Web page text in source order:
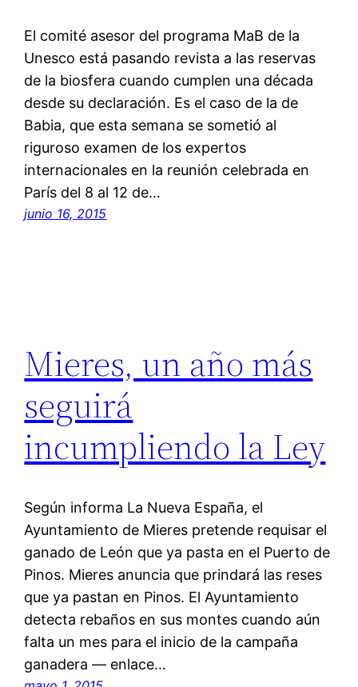
El comité asesor del programa MaB de la
Unesco está pasando revista a las reservas
de la biosfera cuando cumplen una década
desde su declaración. Es el caso de la de
Babia, que esta semana se sometió al
riguroso examen de los expertos
internacionales en la reunión celebrada en
París del 8 al 12 de…
junio 16, 2015
Mieres, un año más
seguirá
incumpliendo la Ley
Según informa La Nueva España, el
Ayuntamiento de Mieres pretende requisar el
ganado de León que ya pasta en el Puerto de
Pinos. Mieres anuncia que prindará las reses
que ya pastan en Pinos. El Ayuntamiento
detecta rebaños en sus montes cuando aún
falta un mes para el inicio de la campaña
ganadera — enlace…